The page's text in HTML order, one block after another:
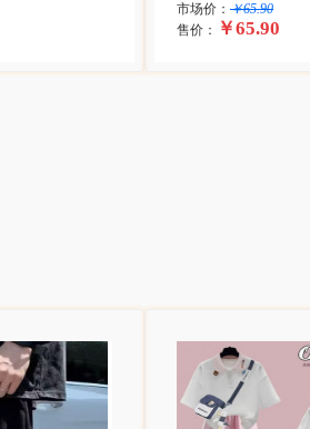
市场价： ￥65.90
售价：
￥65.90